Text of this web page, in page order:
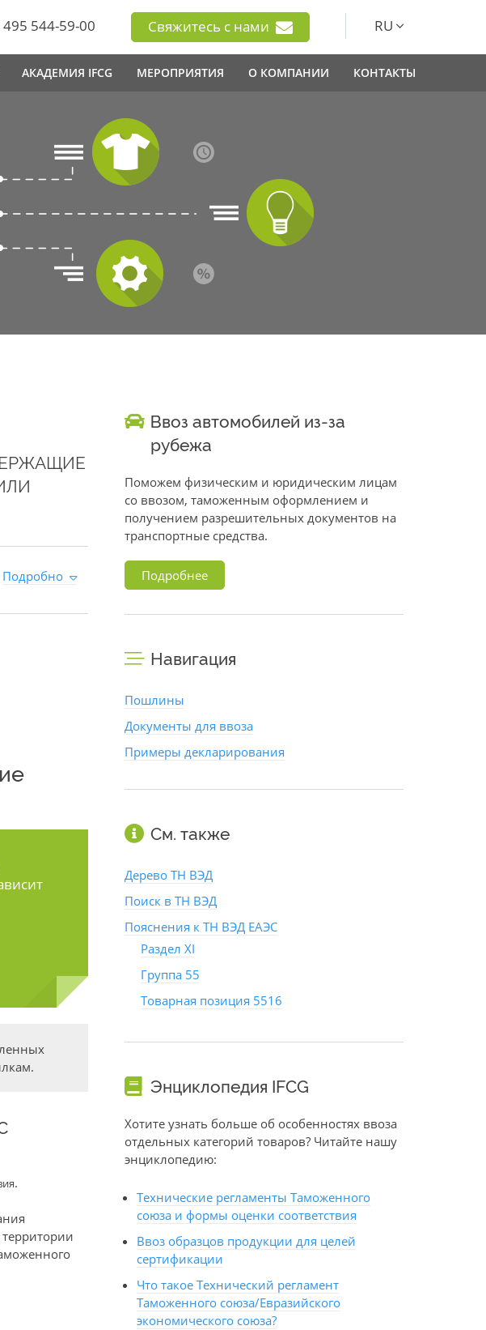
495 544-59-00 Свяжитесь с нами RU
АКАДЕМИЯ IFCG МЕРОПРИЯТИЯ О КОМПАНИИ КОНТАКТЫ
Подробно
.
Ввоз автомобилей из-за
рубежа
Поможем физическим и юридическим лицам
со ввозом, таможенным оформлением и
получением разрешительных документов на
транспортные средства.
Подробнее
Навигация
Пошлины
Документы для ввоза
Примеры декларирования
См. также
Дерево ТН ВЭД
Поиск в ТН ВЭД
Пояснения к ТН ВЭД ЕАЭС
Раздел XI
Группа 55
Товарная позиция 5516
Энциклопедия IFCG
Хотите узнать больше об особенностях ввоза
отдельных категорий товаров? Читайте нашу
энциклопедию:
Технические регламенты Таможенного
союза и формы оценки соответствия
Ввоз образцов продукции для целей
сертификации
Что такое Технический регламент
Таможенного союза/Евразийского
экономического союза?